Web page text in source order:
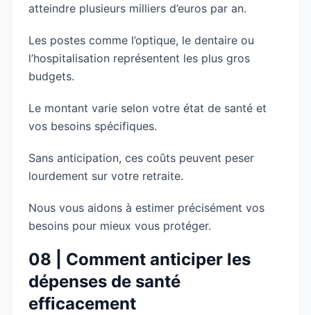
atteindre plusieurs milliers d’euros par an.
Les postes comme l’optique, le dentaire ou
l’hospitalisation représentent les plus gros
budgets.
Le montant varie selon votre état de santé et
vos besoins spécifiques.
Sans anticipation, ces coûts peuvent peser
lourdement sur votre retraite.
Nous vous aidons à estimer précisément vos
besoins pour mieux vous protéger.
08 | Comment anticiper les
dépenses de santé
efficacement